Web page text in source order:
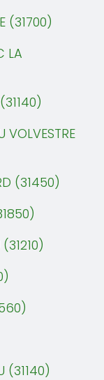
(31700)
LA
(31450)
(31140)